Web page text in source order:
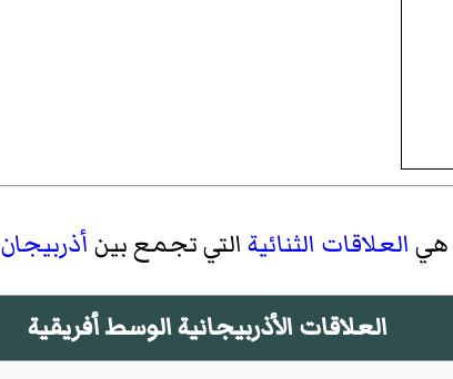
هي العلاقات الثنائية التي تجمع بين أذربيجان
العلاقات الأذربيجانية الوسط أفريقية